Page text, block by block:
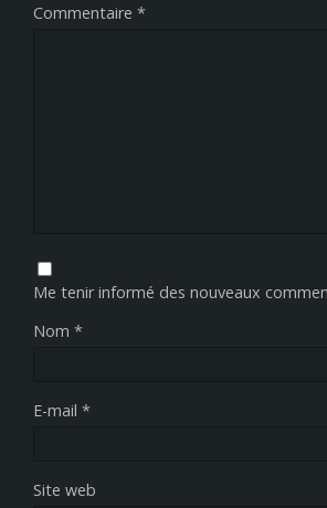
Commentaire *
Me tenir informé des nouveaux
Nom *
E-mail *
Site web